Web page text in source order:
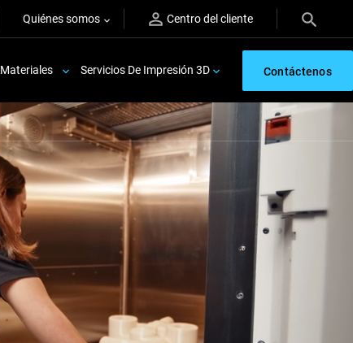
Quiénes somos Centro del cliente
Materiales Servicios De Impresión 3D Contáctenos